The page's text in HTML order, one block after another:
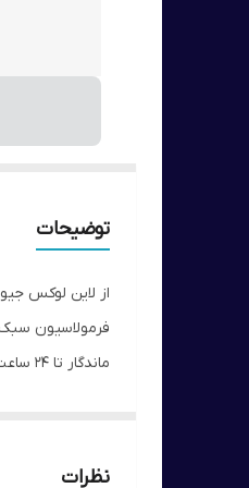
توضیحات
از لاین لوکس
فرمولاسیون
ماندگار تا 24 ساعت
با مژک های
نظرات